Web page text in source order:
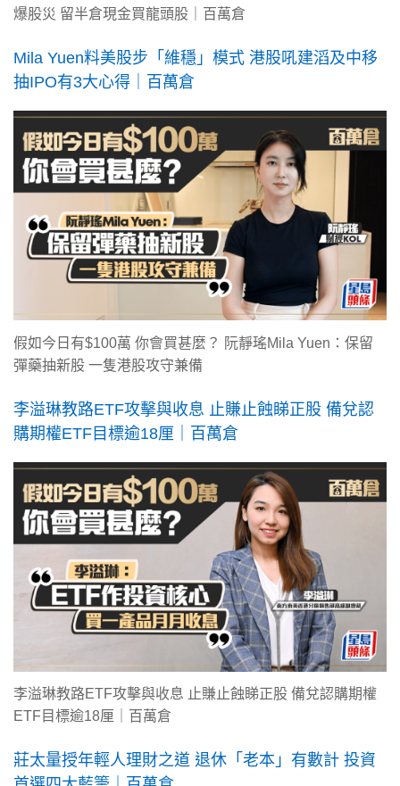
爆股災 留半倉現金買龍頭股｜百萬倉
Mila Yuen料美股步「維穩」模式 港股吼建滔及中移
抽IPO有3大心得｜百萬倉
假如今日有$100萬 你會買甚麼？ 阮靜瑤Mila Yuen：保留
彈藥抽新股 一隻港股攻守兼備
李溢琳教路ETF攻擊與收息 止賺止蝕睇正股 備兌認
購期權ETF目標逾18厘｜百萬倉
李溢琳教路ETF攻擊與收息 止賺止蝕睇正股 備兌認購期權
ETF目標逾18厘｜百萬倉
莊太量授年輕人理財之道 退休「老本」有數計 投資